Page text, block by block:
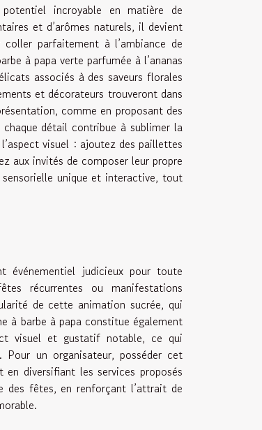
incroyable en matière de
et d’arômes naturels, il devient
parfaitement à l’ambiance de
à papa verte parfumée à l’ananas
associés à des saveurs florales
et décorateurs trouveront dans
comme en proposant des
détail contribue à sublimer la
visuel : ajoutez des paillettes
aux invités de composer leur propre
unique et interactive, tout
événementiel judicieux pour toute
récurrentes ou manifestations
de cette animation sucrée, qui
à barbe à papa constitue également
visuel et gustatif notable, ce qui
un organisateur, posséder cet
diversifiant les services proposés
fêtes, en renforçant l’attrait de